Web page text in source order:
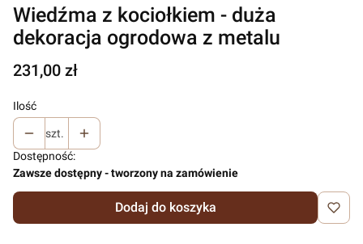
Wiedźma z kociołkiem - duża
dekoracja ogrodowa z metalu
Cena
231,00 zł
Ilość
szt.
Dostępność:
Zawsze dostępny - tworzony na zamówienie
Dodaj do koszyka